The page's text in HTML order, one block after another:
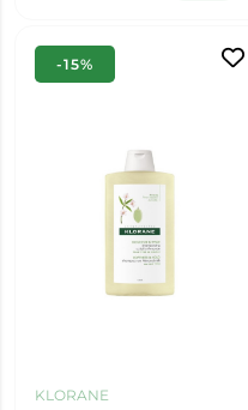
-15%
KLORANE